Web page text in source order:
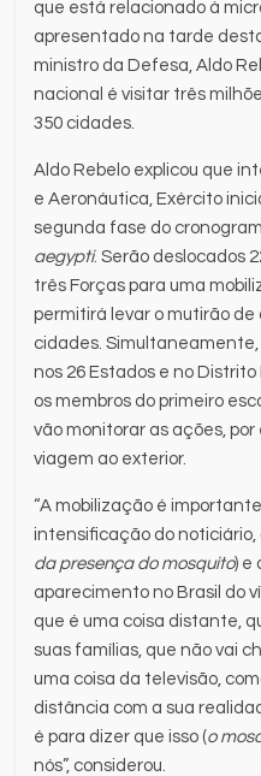
que está relacionado à
apresentado na tarde
ministro da Defesa, Aldo
nacional é visitar três
350 cidades.
Aldo Rebelo explicou que
e Aeronáutica, Exército
segunda fase do
aegypti. Serão deslocados
três Forças para uma
permitirá levar o mutirão
cidades.
nos 26 Estados e no
os membros do primeiro
vão monitorar as ações,
viagem ao exterior.
“A mobilização é
intensificação do noticiário,
da presença do mosquito) e
aparecimento no Brasil do
que é uma coisa distante,
suas famílias, que não vai
uma coisa da televisão,
distância com a sua
é para dizer que isso (o
nós”, considerou.